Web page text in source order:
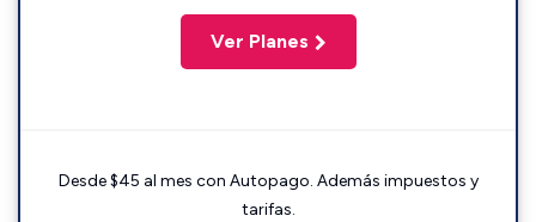
Ver Planes
Desde $45 al mes con Autopago. Además impuestos y
tarifas.